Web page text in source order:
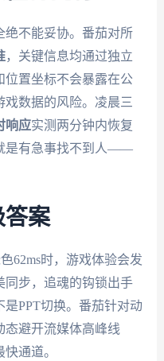
绝不能妥协。番茄对所
，关键信息均通过独立
位置坐标不会暴露在公
戏数据的风险。凌晨三
响应实测两分钟内恢复
是有急事找不到人——
答案
62ms时，游戏体验会发
同步，追魂的钩锁出手
PPT切换。番茄针对动
态避开流媒体高峰线
通道。